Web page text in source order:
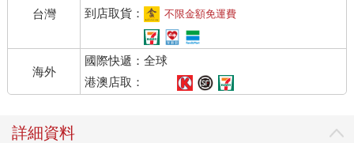
台灣
到店取貨：
不限金額免運費
海外
國際快遞：全球
港澳店取：
詳細資料